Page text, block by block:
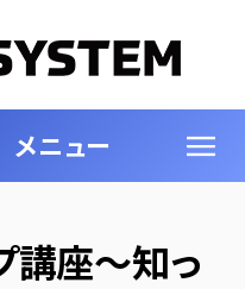
メニュー
閉じる
講座～知っ